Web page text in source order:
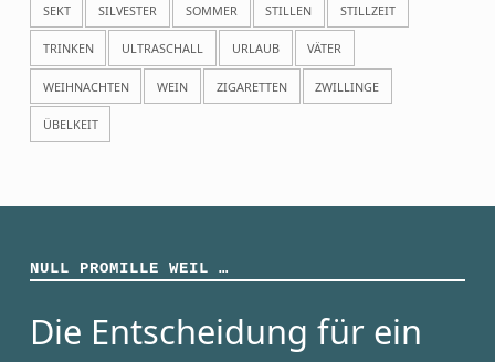
SEKT SILVESTER SOMMER STILLEN STILLZEIT
TRINKEN ULTRASCHALL URLAUB VÄTER
WEIHNACHTEN WEIN ZIGARETTEN ZWILLINGE
ÜBELKEIT
NULL PROMILLE WEIL …
Die Entscheidung für ein